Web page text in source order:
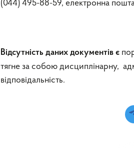
(044) 495-88-59, електронна
Відсутність даних документів є
тягне за собою дисциплінарну,
відповідальність.